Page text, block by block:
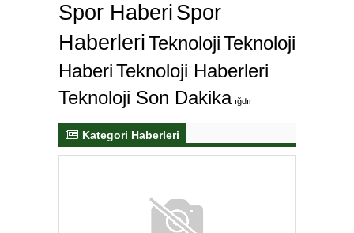
Spor Haberi Spor
HaberleriTeknolojiTeknoloji
HaberiTeknoloji Haberleri
Teknoloji Son Dakika ığdır
Kategori Haberleri